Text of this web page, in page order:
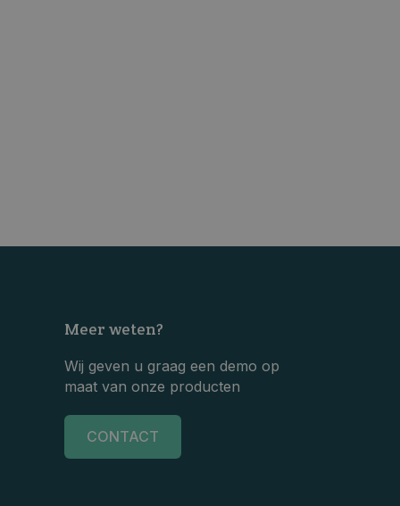
Meer weten?
Wij geven u graag een demo op
maat van onze producten
CONTACT